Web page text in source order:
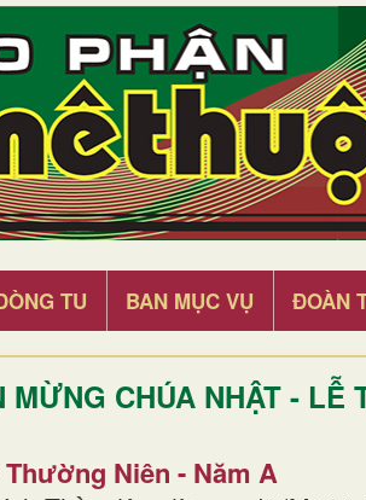
TU BAN MỤC VỤ ĐOÀN
MỪNG CHÚA NHẬT - LỄ
Niên - Năm A